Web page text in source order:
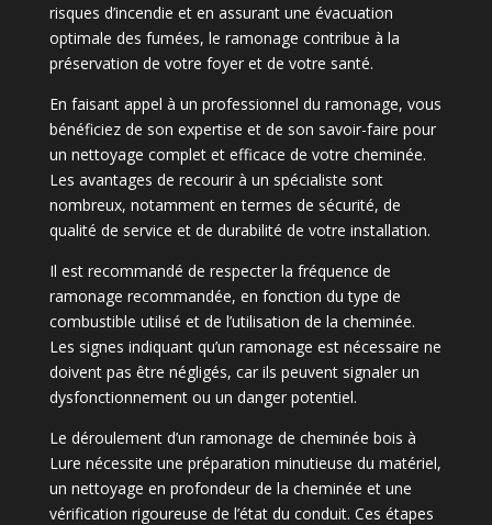
risques d’incendie et en assurant une évacuation
optimale des fumées, le ramonage contribue à la
préservation de votre foyer et de votre santé.
En faisant appel à un professionnel du ramonage, vous
bénéficiez de son expertise et de son savoir-faire pour
un nettoyage complet et efficace de votre cheminée.
Les avantages de recourir à un spécialiste sont
nombreux, notamment en termes de sécurité, de
qualité de service et de durabilité de votre installation.
Il est recommandé de respecter la fréquence de
ramonage recommandée, en fonction du type de
combustible utilisé et de l’utilisation de la cheminée.
Les signes indiquant qu’un ramonage est nécessaire ne
doivent pas être négligés, car ils peuvent signaler un
dysfonctionnement ou un danger potentiel.
Le déroulement d’un ramonage de cheminée bois à
Lure nécessite une préparation minutieuse du matériel,
un nettoyage en profondeur de la cheminée et une
vérification rigoureuse de l’état du conduit. Ces étapes